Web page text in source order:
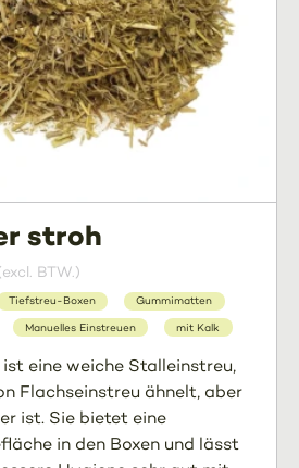
stroh
BTW.)
Tiefstreu-Boxen Gummimatten
Manuelles Einstreuen mit Kalk
eine weiche Stalleinstreu,
Flachseinstreu ähnelt, aber
ist. Sie bietet eine
in den Boxen und lässt